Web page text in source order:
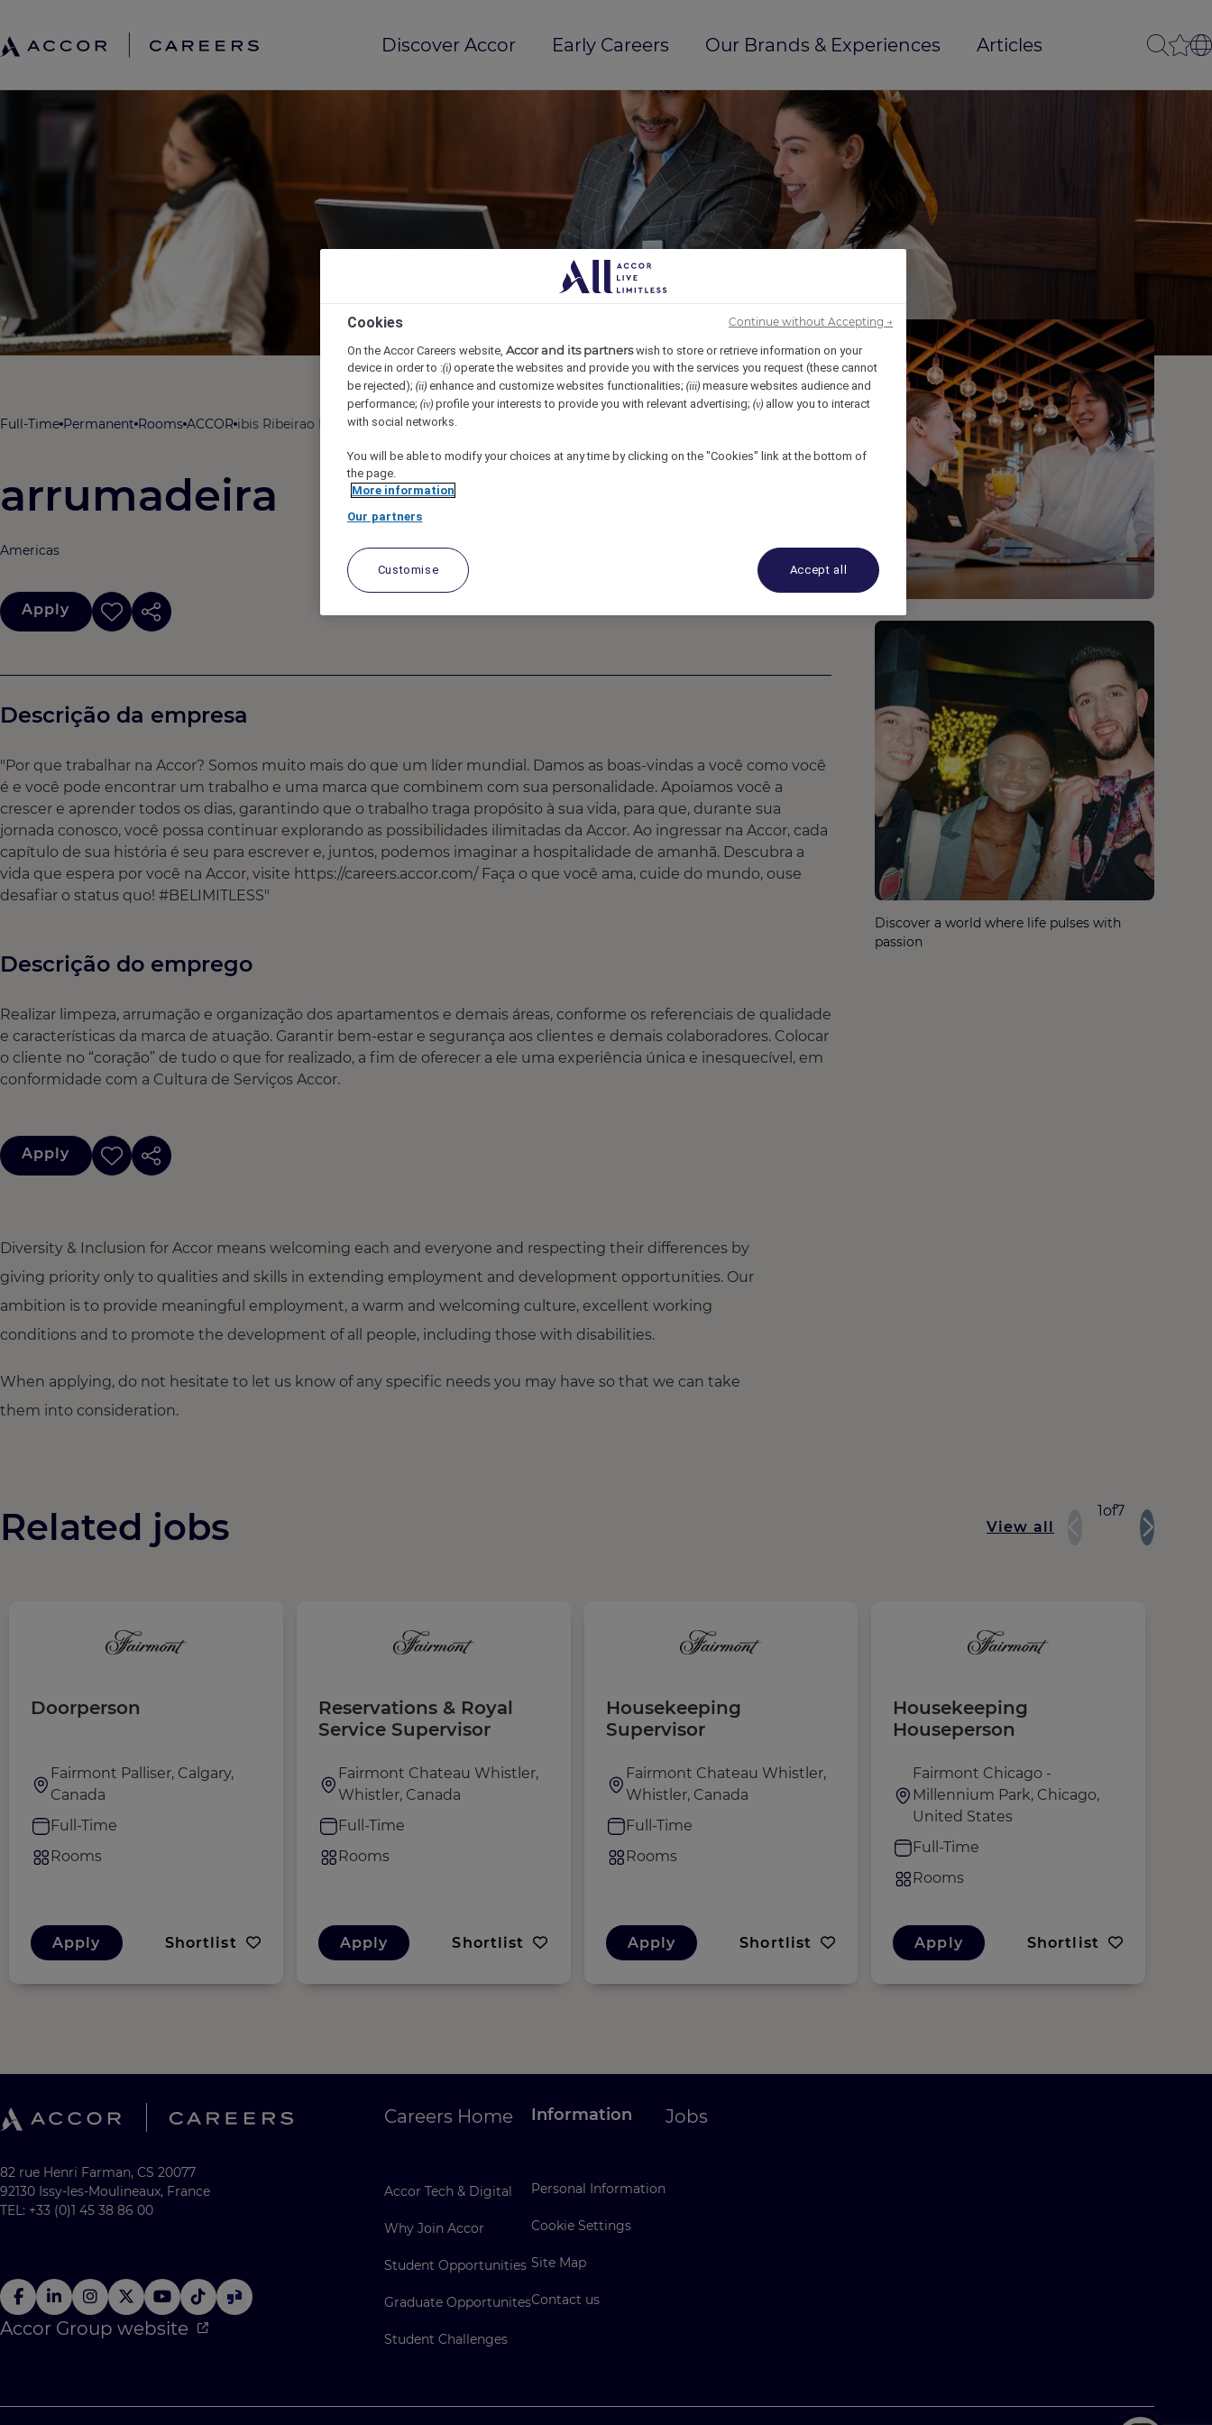
Discover Accor Early Careers Our Brands & Experiences Articles
Full-Time Permanent Rooms ACCOR ibis Ribeirao Preto Shopping, Ribeirão Preto, Brazil
arrumadeira
Americas
Apply
Descrição da empresa
"Por que trabalhar na Accor? Somos muito mais do que um líder mundial. Damos as boas-vindas a você como você
é e você pode encontrar um trabalho e uma marca que combinem com sua personalidade. Apoiamos você a
crescer e aprender todos os dias, garantindo que o trabalho traga propósito à sua vida, para que, durante sua
jornada conosco, você possa continuar explorando as possibilidades ilimitadas da Accor. Ao ingressar na Accor, cada
capítulo de sua história é seu para escrever e, juntos, podemos imaginar a hospitalidade de amanhã. Descubra a
vida que espera por você na Accor, visite https://careers.accor.com/ Faça o que você ama, cuide do mundo, ouse
desafiar o status quo! #BELIMITLESS"
Descrição do emprego
Realizar limpeza, arrumação e organização dos apartamentos e demais áreas, conforme os referenciais de qualidade
e características da marca de atuação. Garantir bem-estar e segurança aos clientes e demais colaboradores. Colocar
o cliente no “coração” de tudo o que for realizado, a fim de oferecer a ele uma experiência única e inesquecível, em
conformidade com a Cultura de Serviços Accor.
Apply
Discover a world where life pulses with
passion
Diversity & Inclusion for Accor means welcoming each and everyone and respecting their differences by
giving priority only to qualities and skills in extending employment and development opportunities. Our
ambition is to provide meaningful employment, a warm and welcoming culture, excellent working
conditions and to promote the development of all people, including those with disabilities.
When applying, do not hesitate to let us know of any specific needs you may have so that we can take
them into consideration.
Related jobs View all
1of7
Doorperson
Fairmont Palliser, Calgary,
Canada
Full-Time
Rooms
Apply Shortlist
Reservations & Royal
Service Supervisor
Fairmont Chateau Whistler,
Whistler, Canada
Full-Time
Rooms
Apply Shortlist
Housekeeping
Supervisor
Fairmont Chateau Whistler,
Whistler, Canada
Full-Time
Rooms
Apply Shortlist
Housekeeping
Houseperson
Fairmont Chicago -
Millennium Park, Chicago,
United States
Full-Time
Rooms
Apply Shortlist
82 rue Henri Farman, CS 20077
92130 Issy-les-Moulineaux, France
TEL: +33 (0)1 45 38 86 00
Accor Group website
Careers Home
Accor Tech & Digital
Why Join Accor
Student Opportunities
Graduate Opportunites
Student Challenges
Information
Personal Information
Cookie Settings
Site Map
Contact us
Jobs
Cookies
On the Accor Careers website, Accor and its partnerswish to store or retrieve information on your
device in order to :(i) operate the websites and provide you with the services you request (these cannot
be rejected); (ii) enhance and customize websites functionalities; (iii) measure websites audience and
performance; (iv) profile your interests to provide you with relevant advertising; (v) allow you to interact
with social networks.
You will be able to modify your choices at any time by clicking on the "Cookies" link at the bottom of
the page.
More information
Our partners
Customise Accept all
Continue without Accepting →